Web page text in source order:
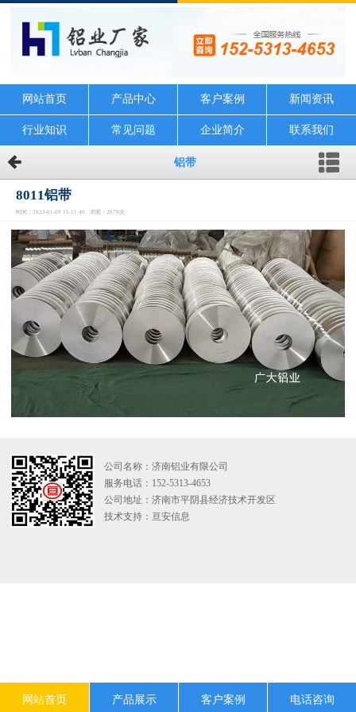
网站首页 产品中心 客户案例 新闻资讯
行业知识 常见问题 企业简介 联系我们
铝带
8011铝带
时间：2023-01-09 15:11:40 浏览：2079次
公司名称：济南铝业有限公司
服务电话：152-5313-4653
公司地址：济南市平阴县经济技术开发区
技术支持： 亘安信息
网站首页 产品展示 客户案例 电话咨询